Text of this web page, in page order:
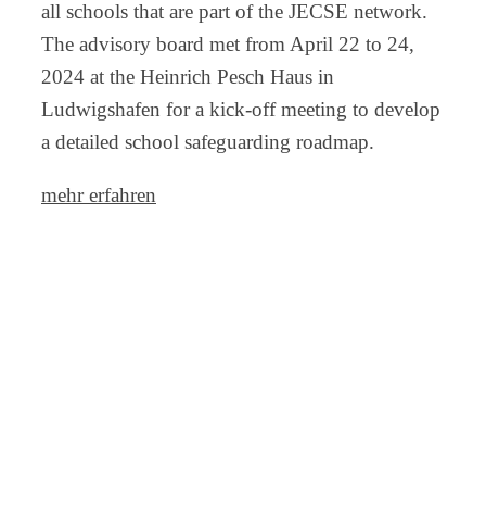
all schools that are part of the JECSE network.
The advisory board met from April 22 to 24,
2024 at the Heinrich Pesch Haus in
Ludwigshafen for a kick-off meeting to develop
a detailed school safeguarding roadmap.
mehr erfahren